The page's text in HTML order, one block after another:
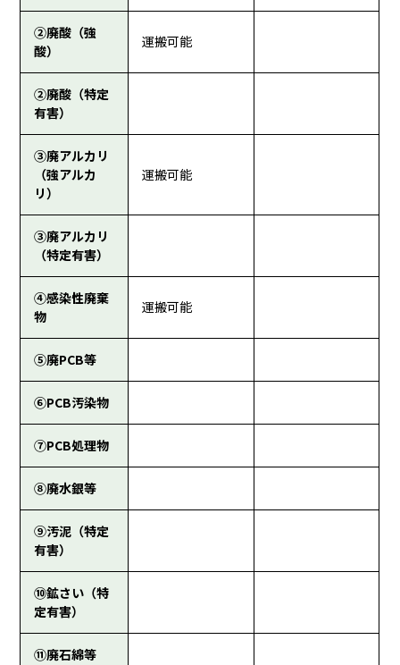
②廃酸（強
酸）
運搬可能
②廃酸（特定
有害）
③廃アルカリ
（強アルカ
リ）
運搬可能
③廃アルカリ
（特定有害）
④感染性廃棄
物
運搬可能
⑤廃PCB等
⑥PCB汚染物
⑦PCB処理物
⑧廃水銀等
⑨汚泥（特定
有害）
⑩鉱さい（特
定有害）
⑪廃石綿等